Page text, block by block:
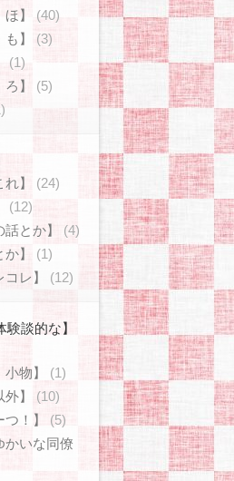
】
(40)
】
(3)
(1)
】
(5)
】
(24)
(12)
とか】
(4)
】
(1)
レ】
(12)
談的な】
物】
(1)
】
(10)
！】
(5)
かいな同僚